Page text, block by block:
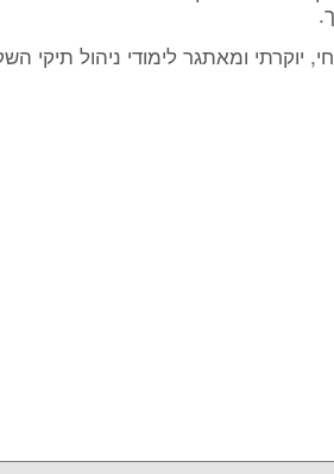
יוקרתי ומאתגר לימודי ניהול תיקי